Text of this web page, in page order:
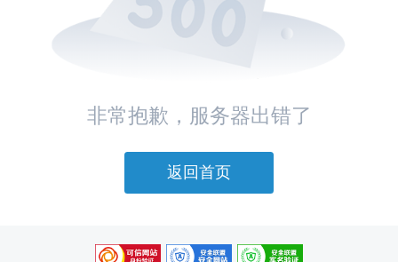
非常抱歉，服务器出错了
返回首页